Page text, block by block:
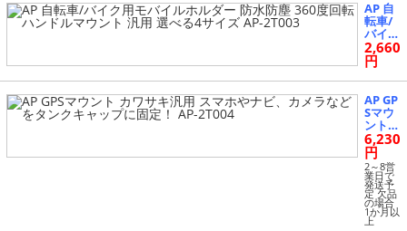
AP 自
転車/
バイク
用モバ
イルホ
ルダー
防水防
塵 360
度回転
ハンド
ルマウ
ント
汎用
選べる
4サイ
ズ AP-
2T003
2,660
円
AP GP
Sマウ
ント
カワサ
キ汎用
スマホ
やナ
ビ、カ
メラな
どをタ
ンクキ
6,230
円
2～8営
業日で
発送予
定 欠品
の場合
1か月以
上